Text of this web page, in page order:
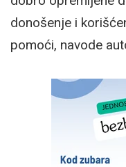
donošenje i
pomoći, navode